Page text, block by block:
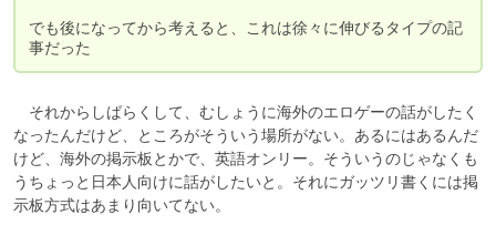
でも後になってから考えると、これは徐々に伸びるタイプの記
事だった
それからしばらくして、むしょうに海外のエロゲーの話がしたく
なったんだけど、ところがそういう場所がない。あるにはあるんだ
けど、海外の掲示板とかで、英語オンリー。そういうのじゃなくも
うちょっと日本人向けに話がしたいと。それにガッツリ書くには掲
示板方式はあまり向いてない。